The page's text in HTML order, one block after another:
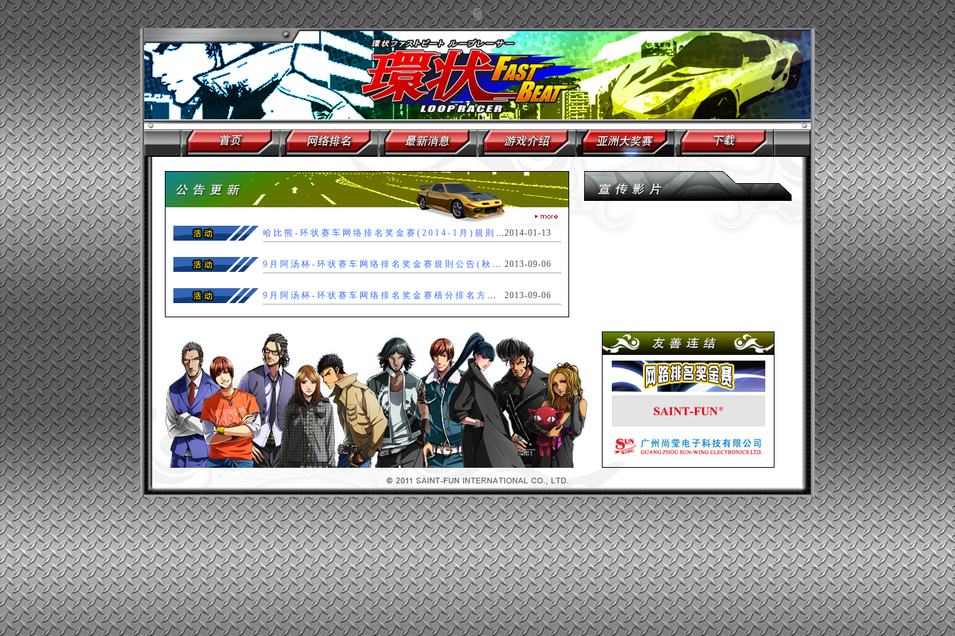
哈比熊-环状赛车网络排名奖金赛(2014-1月)規則公告2014-01-13
9月阿汤杯-环状赛车网络排名奖金赛規則公告(秋季联赛) 2013-09-06
9月阿汤杯-环状赛车网络排名奖金赛積分排名方式(秋季联赛) 2013-09-06